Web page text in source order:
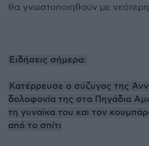
θα γνωστοποιηθούν με
Ειδήσεις σήμερα:
Κατέρρευσε ο σύζυγος της
δολοφονία της στα Πηγάδια
τη γυναίκα του και τον
από το σπίτι